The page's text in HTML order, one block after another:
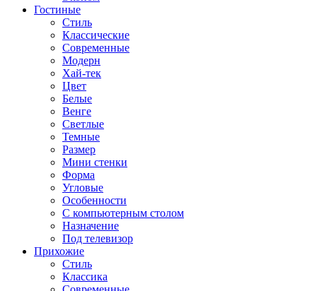
Гостиные
Стиль
Классические
Современные
Модерн
Хай-тек
Цвет
Белые
Венге
Светлые
Темные
Размер
Мини стенки
Форма
Угловые
Особенности
С компьютерным столом
Назначение
Под телевизор
Прихожие
Стиль
Классика